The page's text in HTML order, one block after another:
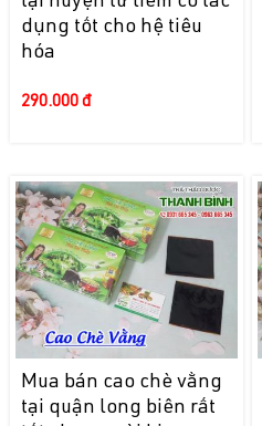
dụng tốt cho hệ tiêu
hóa
290.000 đ
Mua bán cao chè vằng
tại quận long biên rất